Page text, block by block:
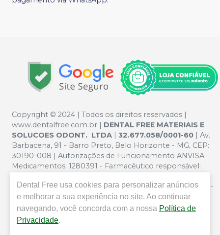
Copyright © 2024 | Todos os direitos reservados |
www.dentalfree.com.br | DENTAL FREE MATERIAIS E
SOLUCOES ODONT. LTDA
32.677.058/0001-60
| Av.
Barbacena, 91 - Barro Preto, Belo Horizonte - MG, CEP:
30190-008 | Autorizações de Funcionamento ANVISA -
Medicamentos: 1280391 - Farmacêutico responsável:
Privacidade e Segurança - Fotos meramente ilustrativas -
Os preços e condições da loja virtual estão sujeitos a
alterações. Em caso de divergência de preços no site, o
valor válido é o do Carrinho de Compra. Não vendemos
Dental Free usa cookies para personalizar anúncios
e melhorar a sua experiência no site. Ao continuar
navegando, você concorda com a nossa Política de
Privacidade.